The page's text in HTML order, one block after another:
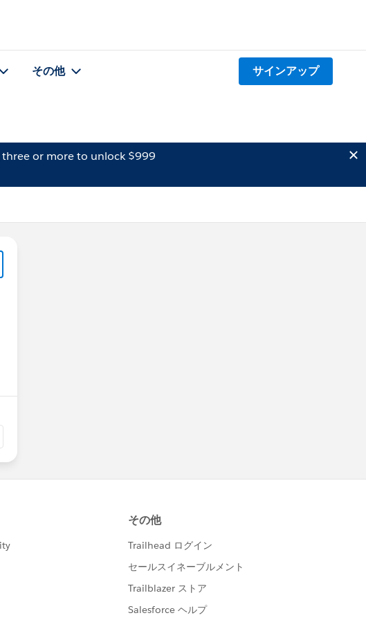
その他 サインアップ
three or more to unlock $999